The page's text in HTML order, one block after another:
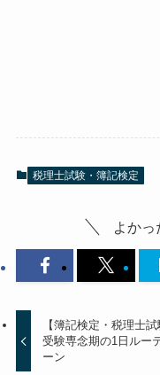
税理士試験・簿記検定
よかっ
【簿記検定・税理士試
受験専念期の1日ルー
ーン